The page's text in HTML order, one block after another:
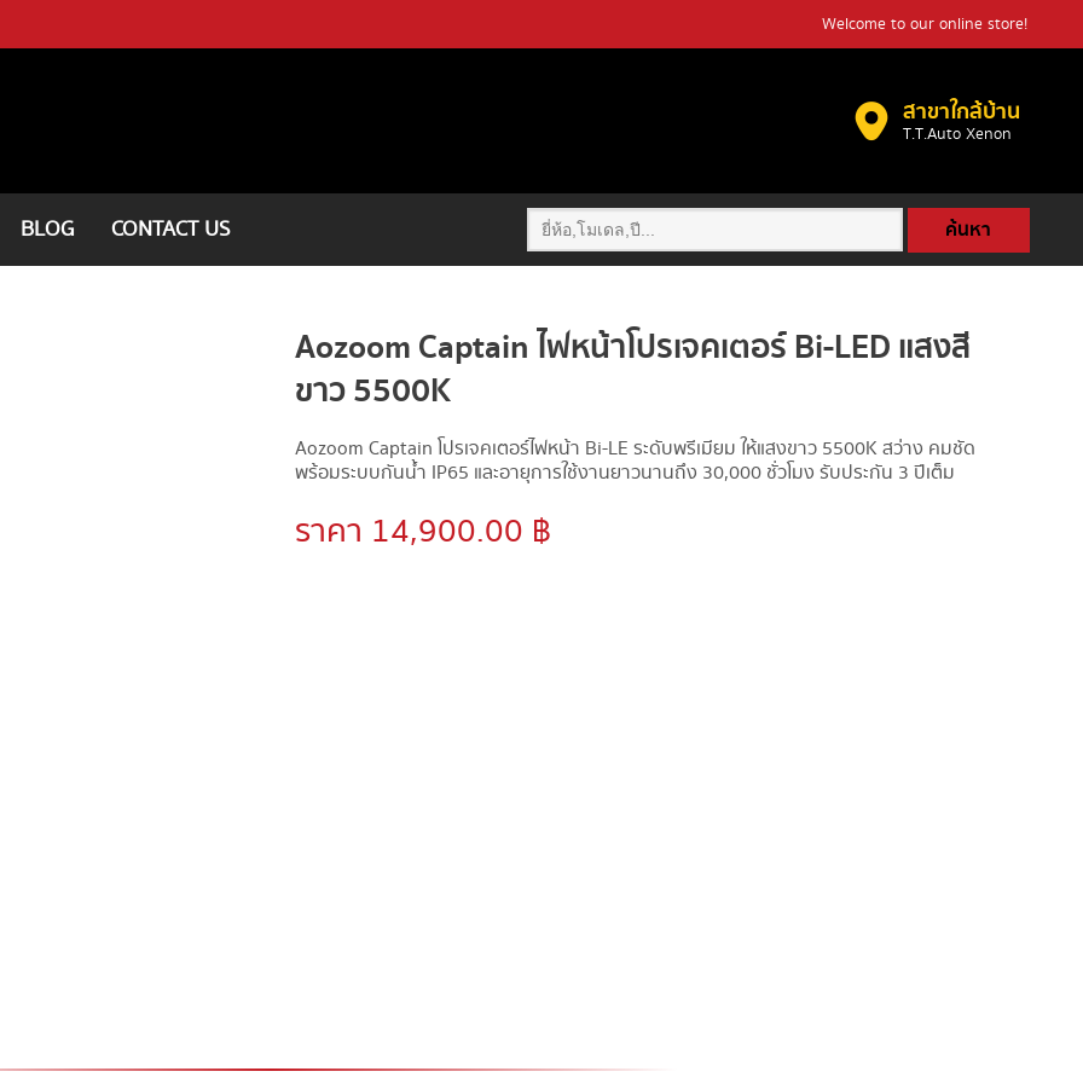
Welcome to our online store!
สาขาใกล้บ้าน
T.T.Auto Xenon​
BLOG CONTACT US ค้นหา
Aozoom Captain ไฟหน้าโปรเจคเตอร์ Bi-LED แสงสี
ขาว 5500K
Aozoom Captain โปรเจคเตอร์ไฟหน้า Bi-LE ระดับพรีเมียม ให้แสงขาว 5500K สว่าง คมชัด
พร้อมระบบกันน้ำ IP65 และอายุการใช้งานยาวนานถึง 30,000 ชั่วโมง รับประกัน 3 ปีเต็ม
ราคา 14,900.00 ฿